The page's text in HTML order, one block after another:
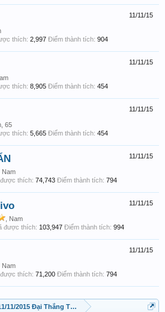
11/11/15
thích: 2,997 Điểm thành tích: 904
11/11/15
thích: 8,905 Điểm thành tích: 454
11/11/15
65
thích: 5,665 Điểm thành tích: 454
11/11/15
, Nam
thích: 74,743 Điểm thành tích: 794
11/11/15
, Nam
được thích: 103,947 Điểm thành tích: 994
11/11/15
, Nam
thích: 71,200 Điểm thành tích: 794
11/2015 Đại Thắng Toàn Miền Bắc